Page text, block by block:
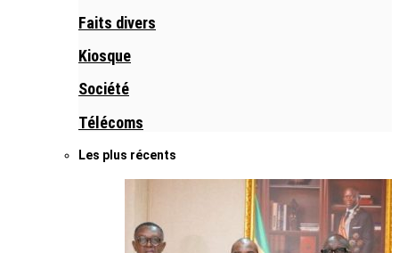
Faits divers
Kiosque
Société
Télécoms
Les plus récents